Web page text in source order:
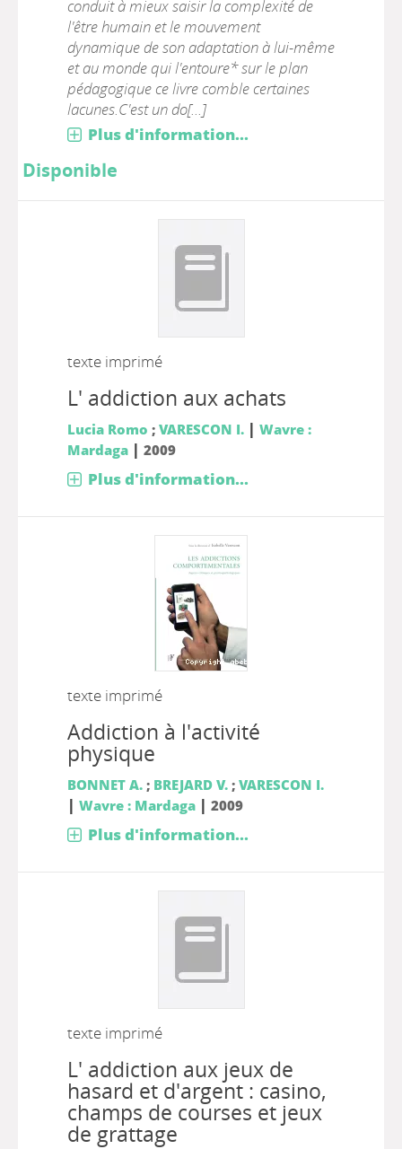
conduit à mieux saisir la complexité de
l'être humain et le mouvement
dynamique de son adaptation à lui-même
et au monde qui l'entoure* sur le plan
pédagogique ce livre comble certaines
lacunes.C'est un do[...]
Plus d'information...
Disponible
texte imprimé
L' addiction aux achats
Lucia Romo ; VARESCON I. | Wavre :
Mardaga| 2009
Plus d'information...
texte imprimé
Addiction à l'activité
physique
BONNET A.; BREJARD V.; VARESCON I.
| Wavre : Mardaga| 2009
Plus d'information...
texte imprimé
L' addiction aux jeux de
hasard et d'argent : casino,
champs de courses et jeux
de grattage